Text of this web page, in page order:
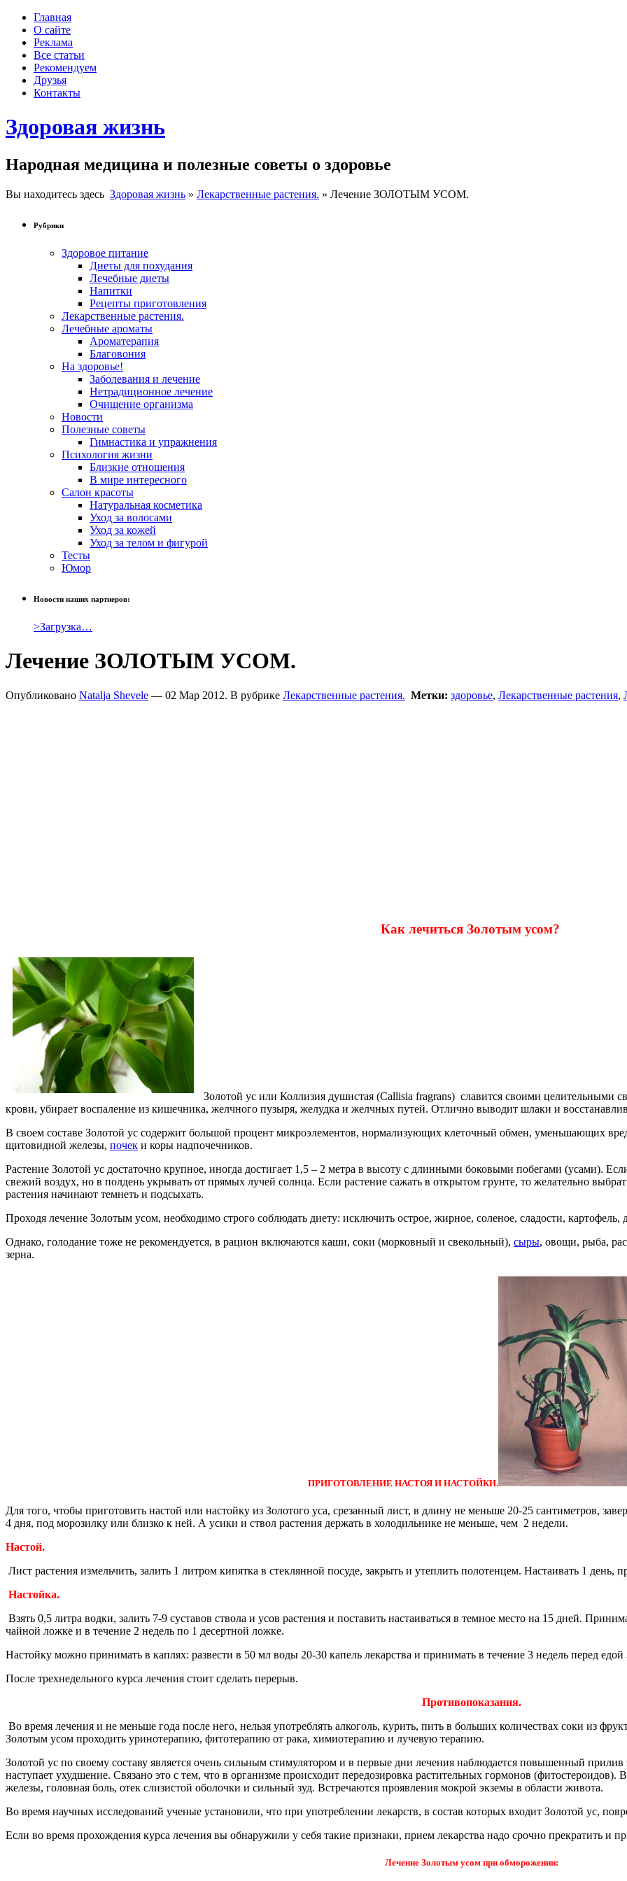
Главная
О сайте
Реклама
Все статьи
Рекомендуем
Друзья
Контакты
Здоровая жизнь
Народная медицина и полезные советы о здоровье
Вы находитесь здесь Здоровая жизнь » Лекарственные растения. » Лечение ЗОЛОТЫМ УСОМ.
Рубрики
Здоровое питание
Диеты для похудания
Лечебные диеты
Напитки
Рецепты приготовления
Лекарственные растения.
Лечебные ароматы
Ароматерапия
Благовония
На здоровье!
Заболевания и лечение
Нетрадиционное лечение
Очищение организма
Новости
Полезные советы
Гимнастика и упражнения
Психология жизни
Близкие отношения
В мире интересного
Салон красоты
Натуральная косметика
Уход за волосами
Уход за кожей
Уход за телом и фигурой
Тесты
Юмор
Новости наших партнеров:
>Загрузка…
Лечение ЗОЛОТЫМ УСОМ.
Опубликовано Natalja Shevele — 02 Мар 2012. В рубрике Лекарственные растения. Метки: здоровье, Лекарственные растения,
Как лечиться Золотым усом?
Золотой ус или Коллизия душистая (Callisia fragrans) славится своими целительными
крови, убирает воспаление из кишечника, желчного пузыря, желудка и желчных путей. Отлично выводит шлаки и
В своем составе Золотой ус содержит большой процент микроэлементов, нормализующих клеточный обмен, уменьшающих
щитовидной железы, почек и коры надпочечников.
Растение Золотой ус достаточно крупное, иногда достигает 1,5 – 2 метра в высоту с длинными боковыми побегами (усами).
свежий воздух, но в полдень укрывать от прямых лучей солнца. Если растение сажать в открытом грунте, то желательно
растения начинают темнеть и подсыхать.
Проходя лечение Золотым усом, необходимо строго соблюдать диету: исключить острое, жирное, соленое, сладости,
Однако, голодание тоже не рекомендуется, в рацион включаются каши, соки (морковный и свекольный), сыры, овощи, рыба,
зерна.
ПРИГОТОВЛЕНИЕ НАСТОЯ И НАСТОЙКИ.
Для того, чтобы приготовить настой или настойку из Золотого уса, срезанный лист, в длину не меньше 20-25 сантиметров,
4 дня, под морозилку или близко к ней. А усики и ствол растения держать в холодильнике не меньше, чем 2 недели.
Настой.
Лист растения измельчить, залить 1 литром кипятка в стеклянной посуде, закрыть и утеплить полотенцем. Настаивать 1 день,
Настойка.
Взять 0,5 литра водки, залить 7-9 суставов ствола и усов растения и поставить настаиваться в темное место на 15 дней.
чайной ложке и в течение 2 недель по 1 десертной ложке.
Настойку можно принимать в каплях: развести в 50 мл воды 20-30 капель лекарства и принимать в течение 3 недель перед едой
После трехнедельного курса лечения стоит сделать перерыв.
Противопоказания.
Во время лечения и не меньше года после него, нельзя употреблять алкоголь, курить, пить в больших количествах соки из
Золотым усом проходить уринотерапию, фитотерапию от рака, химиотерапию и лучевую терапию.
Золотой ус по своему составу является очень сильным стимулятором и в первые дни лечения наблюдается повышенный
наступает ухудшение. Связано это с тем, что в организме происходит передозировка растительных гормонов (фитостероидов).
железы, головная боль, отек слизистой оболочки и сильный зуд. Встречаются проявления мокрой экземы в области живота.
Во время научных исследований ученые установили, что при употреблении лекарств, в состав которых входит Золотой ус,
Если во время прохождения курса лечения вы обнаружили у себя такие признаки, прием лекарства надо срочно прекратить и
Лечение Золотым усом при обморожении: